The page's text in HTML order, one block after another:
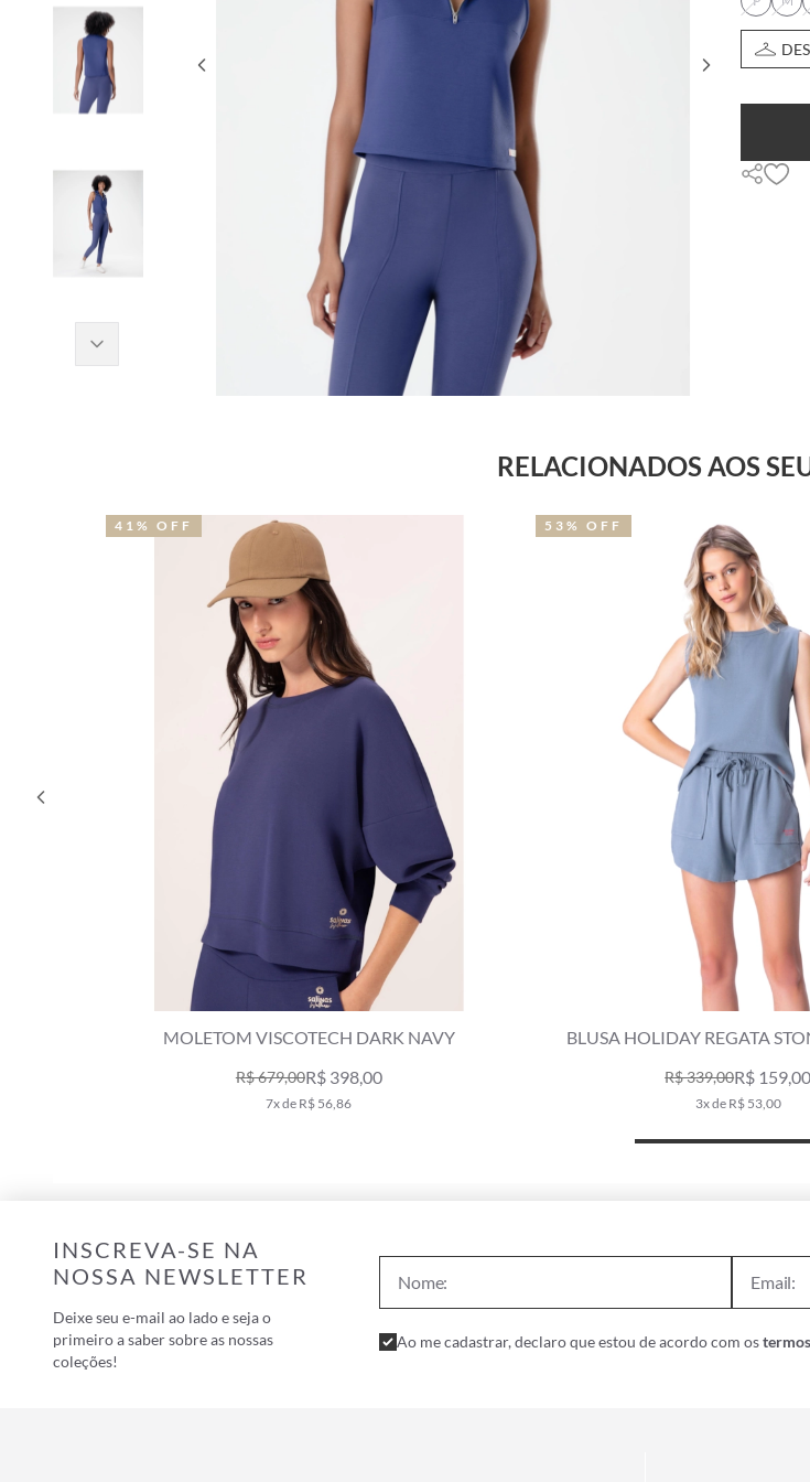
RELACIONADOS AOS
MOLETOM VISCOTECH DARK NAVY
R$ 679,00R$ 398,00
7x de R$ 56,86
41% OFF
BLUSA HOLIDAY REGATA
R$ 339,00R$ 159,00
3x de R$ 53,00
53% OFF
INSCREVA-SE NA
NOSSA NEWSLETTER
Deixe seu e-mail ao lado e seja o
primeiro a saber sobre as nossas
coleções!
Ao me cadastrar, declaro que estou de acordo com os